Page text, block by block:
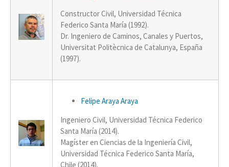
Constructor Civil, Universidad Técnica
Federico Santa María (1992).
Dr. Ingeniero de Caminos, Canales y Puertos,
Universitat Politècnica de Catalunya, España
(1997).
Felipe Araya Araya
Ingeniero Civil, Universidad Técnica Federico
Santa María (2014).
Magíster en Ciencias de la Ingeniería Civil,
Universidad Técnica Federico Santa María,
Chile (2014).